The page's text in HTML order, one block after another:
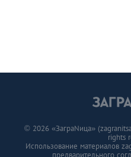
© 2026 «ЗаграNица»
rights
Использование материалов
предварительного